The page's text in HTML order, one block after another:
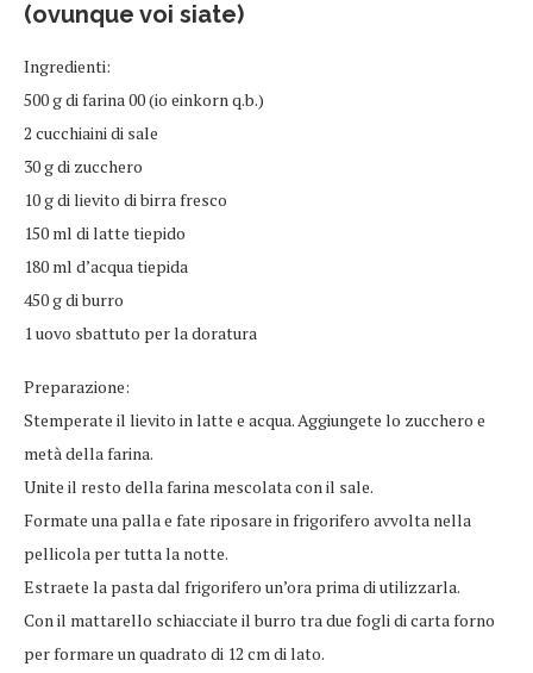
(ovunque voi siate)
Ingredienti:
500 g di farina 00 (io einkorn q.b.)
2 cucchiaini di sale
30 g di zucchero
10 g di lievito di birra fresco
150 ml di latte tiepido
180 ml d’acqua tiepida
450 g di burro
1 uovo sbattuto per la doratura
Preparazione:
Stemperate il lievito in latte e acqua. Aggiungete lo zucchero e
metà della farina.
Unite il resto della farina mescolata con il sale.
Formate una palla e fate riposare in frigorifero avvolta nella
pellicola per tutta la notte.
Estraete la pasta dal frigorifero un’ora prima di utilizzarla.
Con il mattarello schiacciate il burro tra due fogli di carta forno
per formare un quadrato di 12 cm di lato.